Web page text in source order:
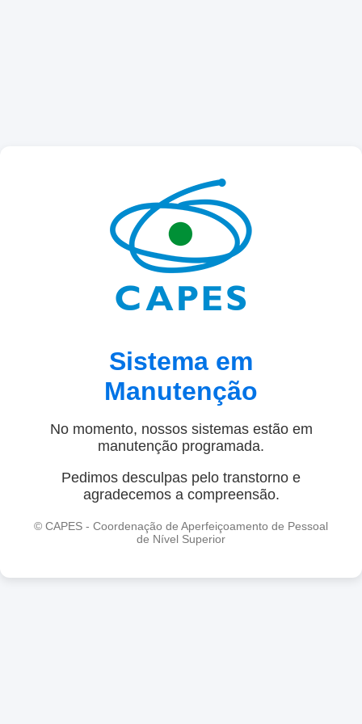
Sistema em
Manutenção
No momento, nossos sistemas estão em
manutenção programada.
Pedimos desculpas pelo transtorno e
agradecemos a compreensão.
© CAPES - Coordenação de Aperfeiçoamento de Pessoal
de Nível Superior